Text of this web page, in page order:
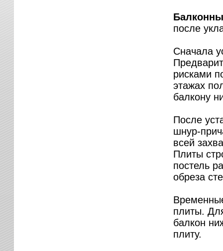
после
Сначала
рисками
этажах
балкону
После
шнур-
всей
Плиты
постель
обреза
плиты.
балкон
плиту.